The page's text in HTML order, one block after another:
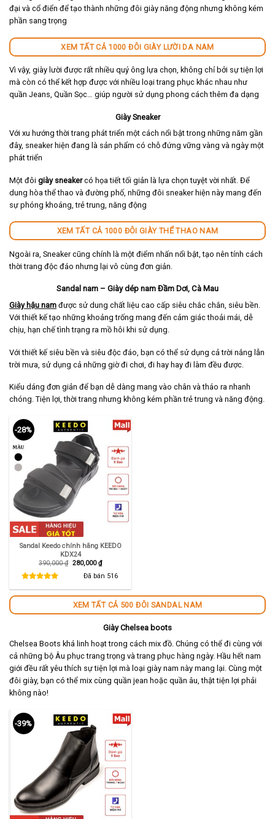
đại và cổ điển để tạo thành những đôi giày năng động nhưng không kém
phần sang trọng
XEM TẤT CẢ 1000 ĐÔI GIÀY LƯỜI DA NAM
Vì vậy, giày lười được rất nhiều quý ông lựa chọn, không chỉ bởi sự tiện lợi
mà còn có thể kết hợp được với nhiều loại trang phục khác nhau như
quần Jeans, Quần Sọc… giúp người sử dụng phong cách thêm đa dạng
Giày Sneaker
Với xu hướng thời trang phát triển một cách nổi bật trong những năm gần
đây, sneaker hiện đang là sản phẩm có chỗ đứng vững vàng và ngày một
phát triển
Một đôi giày sneakercó họa tiết tối giản là lựa chọn tuyệt vời nhất. Để
dung hòa thể thao và đường phố, những đôi sneaker hiện này mang đến
sự phóng khoáng, trẻ trung, năng động
XEM TẤT CẢ 1000 ĐÔI GIÀY THỂ THAO NAM
Ngoài ra, Sneaker cũng chính là một điểm nhấn nổi bật, tạo nên tính cách
thời trang độc đáo nhưng lại vô cùng đơn giản.
Sandal nam – Giày dép nam Đầm Dơi, Cà Mau
Giày hậu nam được sử dung chất liệu cao cấp siêu chắc chắn, siêu bền.
Với thiết kế tạo những khoảng trống mang đến cảm giác thoải mái, dễ
chịu, hạn chế tình trạng ra mồ hôi khi sử dụng.
Với thiết kế siêu bền và siêu độc đáo, bạn có thể sử dụng cả trời nắng lẫn
trời mưa, sử dụng cả những giờ đi chơi, đi hay hay đi làm đều được.
Kiểu dáng đơn giản để bạn dễ dàng mang vào chân và tháo ra nhanh
chóng. Tiện lợi, thời trang nhưng không kém phần trẻ trung và năng động.
-28%
Sandal Keedo chính hãng KEEDO
KDX24
390,000₫ Giá
280,000₫Giá
hiện
tại
Đã bán 516
XEM TẤT CẢ 500 ĐÔI SANDAL NAM
Giày Chelsea boots
Chelsea Boots khá linh hoạt trong cách mix đồ. Chúng có thể đi cùng với
cả những bộ Âu phục trang trọng và trang phục hàng ngày. Hầu hết nam
giới đều rất yêu thích sự tiện lợi mà loại giày nam này mang lại. Cùng một
đôi giày, bạn có thể mix cùng quần jean hoặc quần âu, thật tiện lợi phải
không nào!
-39%